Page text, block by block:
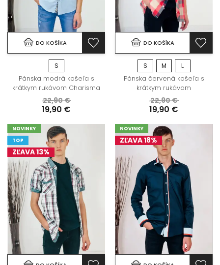
DO KOŠÍKA
S
Pánska modrá košeľa s
krátkym rukávom Charisma
22,90 €
19,90 €
DO KOŠÍKA
S M L
Pánska červená košeľa s
krátkym rukávom
22,90 €
19,90 €
NOVINKY
TOP
ZĽAVA 13%
NOVINKY
ZĽAVA 18%